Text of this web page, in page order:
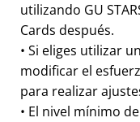
utilizando GU
Cards después.
• Si eliges utilizar
modificar el
para realizar
• El nivel mínimo